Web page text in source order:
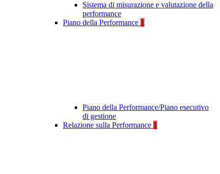
Sistema di misurazione e valutazione della
performance
Piano della Performance 1
Piano della Performance/Piano esecutivo
di gestione
Relazione sulla Performance 1